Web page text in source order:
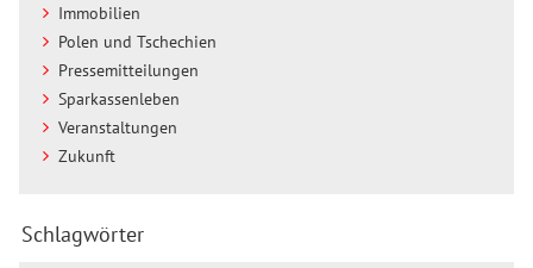
Immobilien
Polen und Tschechien
Pressemitteilungen
Sparkassenleben
Veranstaltungen
Zukunft
Schlagwörter